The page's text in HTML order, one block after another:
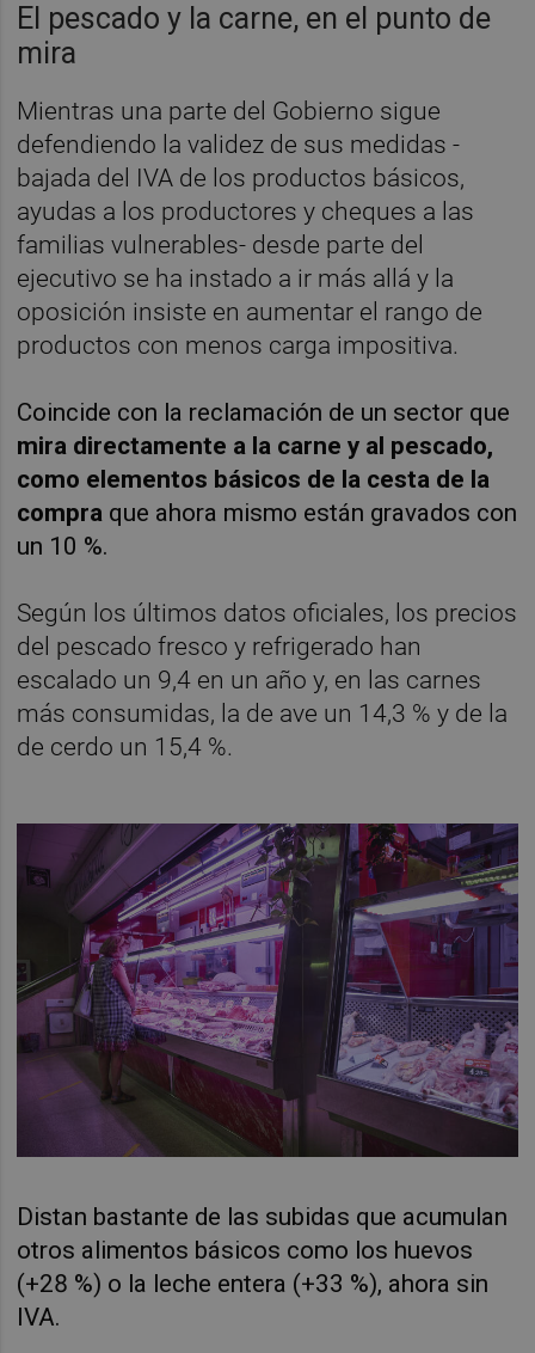
El pescado y la carne, en el punto de
mira
Mientras una parte del Gobierno sigue
defendiendo la validez de sus medidas -
bajada del IVA de los productos básicos,
ayudas a los productores y cheques a las
familias vulnerables- desde parte del
ejecutivo se ha instado a ir más allá y la
oposición insiste en aumentar el rango de
productos con menos carga impositiva.
Coincide con la reclamación de un sector que
mira directamente a la carne y al pescado,
como elementos básicos de la cesta de la
compra que ahora mismo están gravados con
un 10 %.
Según los últimos datos oficiales, los precios
del pescado fresco y refrigerado han
escalado un 9,4 en un año y, en las carnes
más consumidas, la de ave un 14,3 % y de la
de cerdo un 15,4 %.
Distan bastante de las subidas que acumulan
otros alimentos básicos como los huevos
(+28 %) o la leche entera (+33 %), ahora sin
IVA.